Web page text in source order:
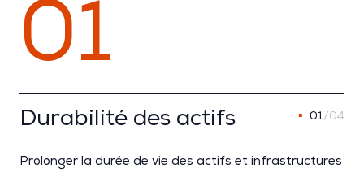
01
Durabilité des actifs 01/04
Prolonger la durée de vie des actifs et infrastructures